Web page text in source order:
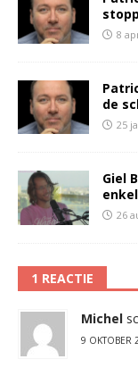
8
de
25
Giel
26
1 REACTIE
Michel
9 OKTOBER